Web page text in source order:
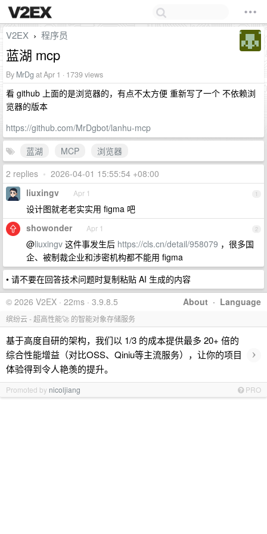
V2EX › 程序员
蓝湖 mcp
By MrDg at Apr 1 · 1739 views
看 github 上面的是浏览器的，有点不太方便 重新写了一个 不依赖浏
览器的版本
https://github.com/MrDgbot/lanhu-mcp
蓝湖
MCP
浏览器
2 replies • 2026-04-01 15:55:54 +08:00
1
liuxingv Apr 1
设计图就老老实实用 figma 吧
2
showonder Apr 1
@liuxingv 这件事发生后 https://cls.cn/detail/958079 ，很多国
企、被制裁企业和涉密机构都不能用 figma
• 请不要在回答技术问题时复制粘贴 AI 生成的内容
About · Language
© 2026 V2EX · 22ms · 3.9.8.5
缤纷云 - 超高性能🚀 的智能对象存储服务
基于高度自研的架构，我们以 1/3 的成本提供最多 20+ 倍的
综合性能增益（对比OSS、Qiniu等主流服务），让你的项目
体验得到令人艳羡的提升。
›
Promoted by nicoljiang PRO